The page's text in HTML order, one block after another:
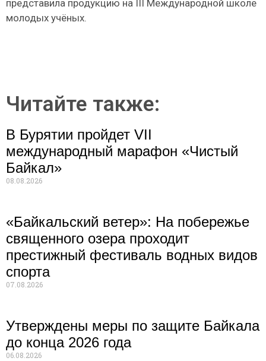
представила продукцию на III Международной школе
молодых учёных.
Читайте также:
В Бурятии пройдет VII
международный марафон «Чистый
Байкал»
08.08.2026
«Байкальский ветер»: На побережье
священного озера проходит
престижный фестиваль водных видов
спорта
07.08.2026
Утверждены меры по защите Байкала
до конца 2026 года
06.08.2026